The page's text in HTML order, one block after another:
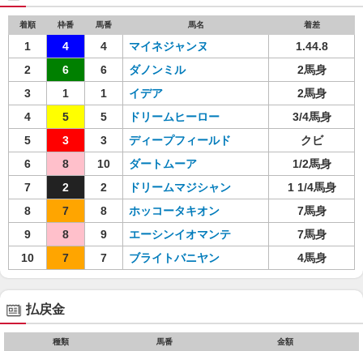
着順 枠番 馬番 馬名 着差
1 4 4 マイネジャンヌ
1.44.8
2
6 6 ダノンミル
2馬身
3
1 1 イデア
2馬身
4
5 5 ドリームヒーロー
3/4馬身
5
3 3 ディープフィールド
クビ
6
8 10 ダートムーア
1/2馬身
7
2 2 ドリームマジシャン
1 1/4馬身
8
7 8 ホッコータキオン
7馬身
9
8 9 エーシンイオマンテ
7馬身
10
7 7 ブライトバニヤン 4馬身
払戻金
種類 馬番 金額